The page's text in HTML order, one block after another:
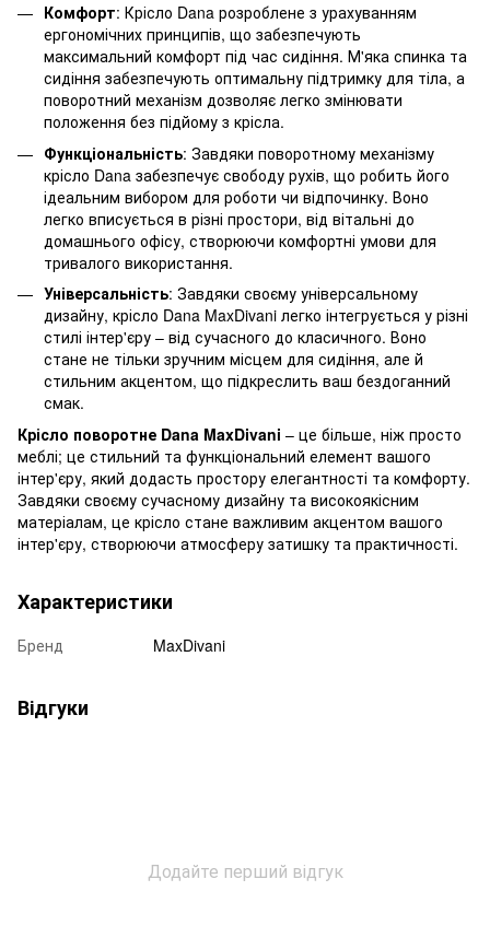
Комфорт: Крісло Dana розроблене з урахуванням
ергономічних принципів, що забезпечують
максимальний комфорт під час сидіння. М'яка спинка та
сидіння забезпечують оптимальну підтримку для тіла, а
поворотний механізм дозволяє легко змінювати
положення без підйому з крісла.
Функціональність: Завдяки поворотному механізму
крісло Dana забезпечує свободу рухів, що робить його
ідеальним вибором для роботи чи відпочинку. Воно
легко вписується в різні простори, від вітальні до
домашнього офісу, створюючи комфортні умови для
тривалого використання.
Універсальність: Завдяки своєму універсальному
дизайну, крісло Dana MaxDivani легко інтегрується у різні
стилі інтер'єру – від сучасного до класичного. Воно
стане не тільки зручним місцем для сидіння, але й
стильним акцентом, що підкреслить ваш бездоганний
смак.
Крісло поворотне Dana MaxDivani – це більше, ніж просто
меблі; це стильний та функціональний елемент вашого
інтер'єру, який додасть простору елегантності та комфорту.
Завдяки своєму сучасному дизайну та високоякісним
матеріалам, це крісло стане важливим акцентом вашого
інтер'єру, створюючи атмосферу затишку та практичності.
Характеристики
Бренд MaxDivani
Відгуки
Додайте перший відгук